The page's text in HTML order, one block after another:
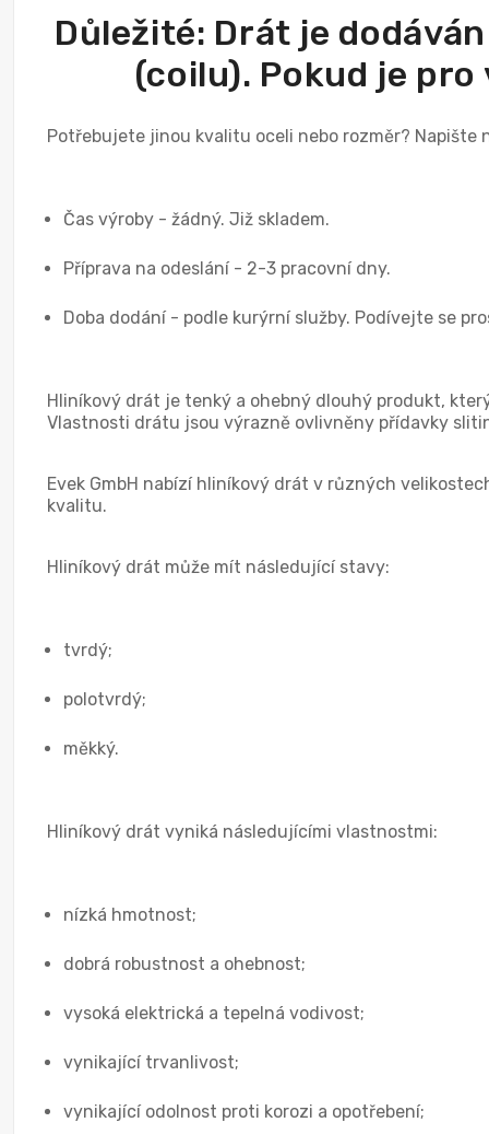
Důležité: Drát je
(coilu). Pokud je
Potřebujete jinou kvalitu oceli nebo rozměr? Napište
Čas výroby - žádný. Již skladem.
Příprava na odeslání - 2-3 pracovní dny.
Doba dodání - podle kurýrní služby. Podívejte se
Hliníkový drát je tenký a ohebný dlouhý produkt,
Vlastnosti drátu jsou výrazně ovlivněny přídavky
Evek GmbH nabízí hliníkový drát v různých
kvalitu.
Hliníkový drát může mít následující stavy:
tvrdý;
polotvrdý;
měkký.
Hliníkový drát vyniká následujícími vlastnostmi:
nízká hmotnost;
dobrá robustnost a ohebnost;
vysoká elektrická a tepelná vodivost;
vynikající trvanlivost;
vynikající odolnost proti korozi a opotřebení;